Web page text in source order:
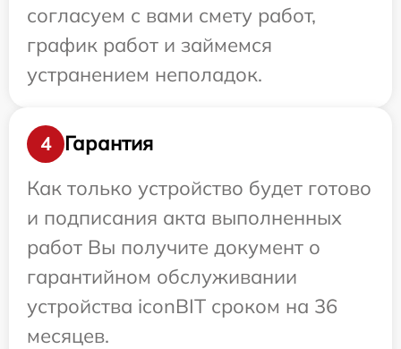
согласуем с вами смету работ,
график работ и займемся
устранением неполадок.
4
Гарантия
Как только устройство будет готово
и подписания акта выполненных
работ Вы получите документ о
гарантийном обслуживании
устройства iconBIT сроком на 36
месяцев.